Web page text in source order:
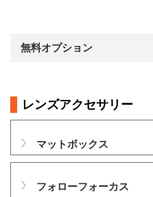
無料オプション
レンズアクセサリー
マットボックス
フォローフォーカス